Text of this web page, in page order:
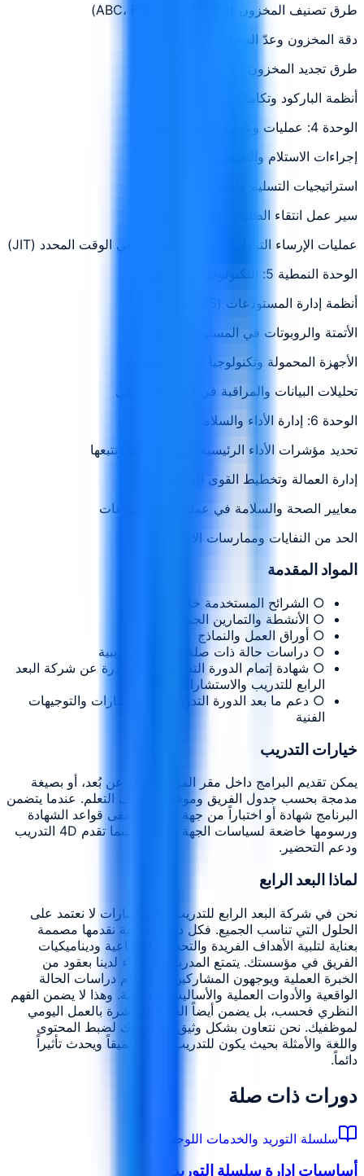
طرق تصنيف المخزون (ABC، FIFO، LIFO، LIFO)
دقة المخزون وعدّ الدورات
طرق تجديد المخزون
أنظمة الباركود وتكامل تقنية RFID
الوحدة 4: عمليات وعمليات المستودعات
إجراءات الاستلام والتفتيش
استراتيجيات التسليم والتخزين
سير عمل انتقاء الطلبات والتعبئة والشحن
عمليات الإرساء التبادلي وعمليات التخزين في الوقت المحدد (JIT)
الوحدة النمطية 5: التكنولوجيا في التخزين
أنظمة إدارة المستودعات (WMS)
الأتمتة والروبوتات في المستودعات
الأجهزة المحمولة وتكنولوجيا المسح الضوئي
تحليلات البيانات والمراقبة في الوقت الحقيقي
الوحدة 6: إدارة الأداء والسلامة
تحديد مؤشرات الأداء الرئيسية للمستودعات وتتبعها
إدارة العمالة وتخطيط القوى العاملة
معايير الصحة والسلامة في عمليات المستودعات
الحد من النفايات وممارسات الاستدامة
المواد المقدمة
○ الشرائح المستخدمة خلال الجلسات
○ الأنشطة والتمارين الجماعية
○ أوراق العمل والنماذج
○ دراسات حالة ذات صلة بالدورة التدريبية
○ شهادة إتمام الدورة التدريبية 4D صادرة عن شركة البعد
الرابع للتدريب والاستشارات
○ دعم ما بعد الدورة التدريبية للاستفسارات والتوجيهات
الفنية
خيارات التدريب
يمكن تقديم البرامج داخل مقر المؤسسة، أو عن بُعد، أو بصيغة
مدمجة بحسب جدول الفريق وموقعه وأهداف التعلم. عندما يتضمن
البرنامج شهادة أو اختباراً من جهة خارجية، تبقى قواعد الشهادة
ورسومها خاضعة لسياسات الجهة المانحة، بينما تقدم 4D التدريب
ودعم التحضير.
لماذا البعد الرابع
نحن في شركة البعد الرابع للتدريب والاستشارات لا نعتمد على
الحلول التي تناسب الجميع. فكل دورة تدريبية نقدمها مصممة
بعناية لتلبية الأهداف الفريدة والتحديات الصناعية وديناميكيات
الفريق في مؤسستك. يتمتع المدربون الخبراء لدينا بعقود من
الخبرة العملية ويوجهون المشاركين باستخدام دراسات الحالة
الواقعية والأدوات العملية والأساليب التفاعلية. وهذا لا يضمن الفهم
النظري فحسب، بل يضمن أيضاً الصلة المباشرة بالعمل اليومي
لموظفيك. نحن نتعاون بشكل وثيق مع فريقك لضبط المحتوى
واللغة والأمثلة بحيث يكون للتدريب صدى عميقاً ويحدث تأثيراً
دائماً.
دورات ذات صلة
سلسلة التوريد والخدمات اللوجستية
أساسيات إدارة سلسلة التوريد